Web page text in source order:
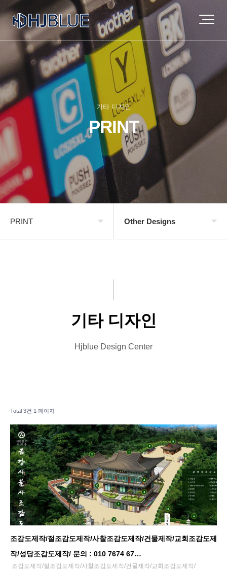
기타 디자인
PRINT
PRINT
ORDER
Other Designs
Banner
Card
기타 디자인
Hjblue Design Center
Total 3건 1 페이지
조감도제작/절조감도제작/사찰조감도제작/건물제작/교회조감도제
작/성당조감도제작/ 문의 : 010 7674 67…
조감도제작/절조감도제작/사찰조감도제작/건물제작/교회조감도제작/